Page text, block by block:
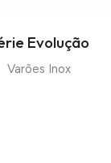
Evolução
Varões Inox